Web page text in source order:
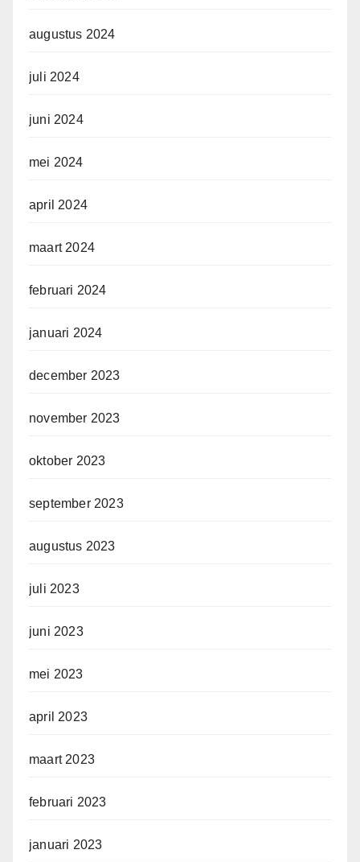
augustus 2024
juli 2024
juni 2024
mei 2024
april 2024
maart 2024
februari 2024
januari 2024
december 2023
november 2023
oktober 2023
september 2023
augustus 2023
juli 2023
juni 2023
mei 2023
april 2023
maart 2023
februari 2023
januari 2023